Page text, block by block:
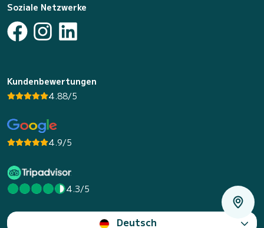
Soziale Netzwerke
Kundenbewertungen
4.88/5
4.9/5
4.3/5
Deutsch